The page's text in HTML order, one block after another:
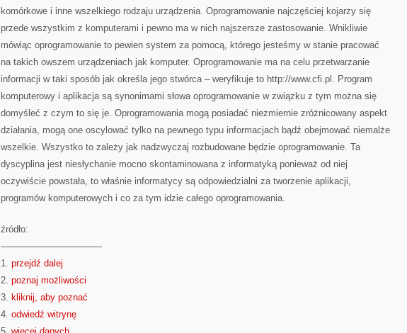
komórkowe i inne wszelkiego rodzaju urządzenia. Oprogramowanie najczęściej kojarzy się
przede wszystkim z komputerami i pewno ma w nich najszersze zastosowanie. Wnikliwie
mówiąc oprogramowanie to pewien system za pomocą, którego jesteśmy w stanie pracować
na takich owszem urządzeniach jak komputer. Oprogramowanie ma na celu przetwarzanie
informacji w taki sposób jak określa jego stwórca – weryfikuje to http://www.cfi.pl. Program
komputerowy i aplikacja są synonimami słowa oprogramowanie w związku z tym można się
domyśleć z czym to się je. Oprogramowania mogą posiadać niezmiernie zróżnicowany aspekt
działania, mogą one oscylować tylko na pewnego typu informacjach bądź obejmować niemalże
wszelkie. Wszystko to zależy jak nadzwyczaj rozbudowane będzie oprogramowanie. Ta
dyscyplina jest niesłychanie mocno skontaminowana z informatyką ponieważ od niej
oczywiście powstała, to właśnie informatycy są odpowiedzialni za tworzenie aplikacji,
programów komputerowych i co za tym idzie całego oprogramowania.
źródło:
———————————
1. przejdź dalej
2. poznaj możliwości
3. kliknij, aby poznać
4. odwiedź witrynę